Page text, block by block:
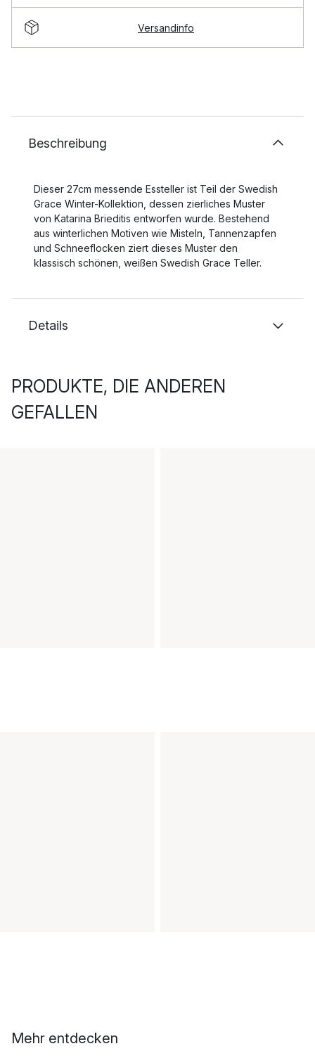
Versandinfo
Beschreibung
Dieser 27cm messende Essteller ist Teil der Swedish
Grace Winter-Kollektion, dessen zierliches Muster
von Katarina Brieditis entworfen wurde. Bestehend
aus winterlichen Motiven wie Misteln, Tannenzapfen
und Schneeflocken ziert dieses Muster den
klassisch schönen, weißen Swedish Grace Teller.
Details
PRODUKTE, DIE ANDEREN
GEFALLEN
Mehr entdecken